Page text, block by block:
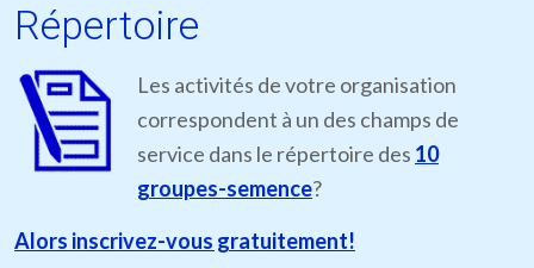
Répertoire
Les activités de votre organisation
correspondent à un des champs de
service dans le répertoire des 10
groupes-semence?
Alors inscrivez-vous gratuitement!